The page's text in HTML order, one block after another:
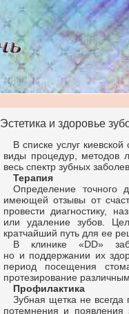
Эстетика и здоровье
В списке услуг
виды процедур, методов
весь спектр зубных
Терапия
Определение точного
имеющей отзывы от
провести диагностику,
или удаление зубов.
кратчайший путь для ее
В клинике «DD»
но и поддержании их
период посещения
протезирование
Профилактика
Зубная щетка не всегда
потемнения и появления